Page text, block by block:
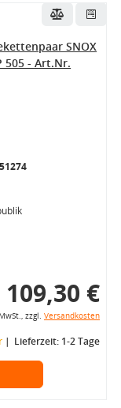
SNOX
505 - Art.Nr.
109,30 €
zzgl. Versandkosten
Lieferzeit: 1-2 Tage